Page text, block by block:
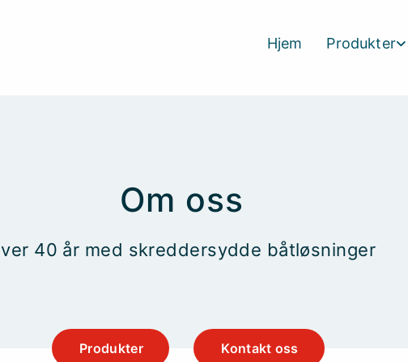
Hjem Produkter
Om oss
40 år med skreddersydde båtløsninger
Produkter Kontakt oss